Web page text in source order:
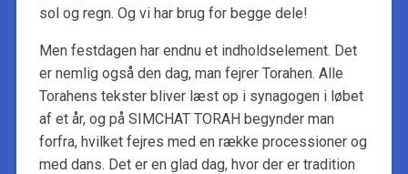
sol og regn. Og vi har brug for begge dele!
Men festdagen har endnu et indholdselement. Det
er nemlig også den dag, man fejrer Torahen. Alle
Torahens tekster bliver læst op i synagogen i løbet
af et år, og på SIMCHAT TORAH begynder man
forfra, hvilket fejres med en række processioner og
med dans. Det er en glad dag, hvor der er tradition